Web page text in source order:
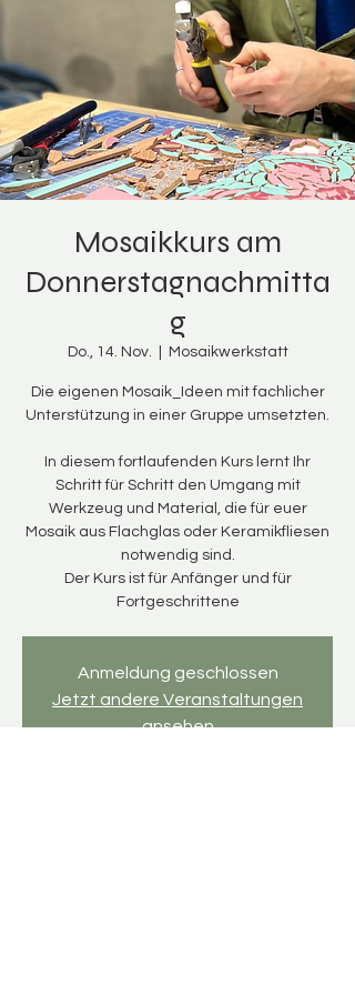
Mosaikkurs am
Donnerstagnachmitta
g
Do., 14. Nov. Mosaikwerkstatt
Die eigenen Mosaik_Ideen mit fachlicher
Unterstützung in einer Gruppe umsetzten.
In diesem fortlaufenden Kurs lernt Ihr
Schritt für Schritt den Umgang mit
Werkzeug und Material, die für euer
Mosaik aus Flachglas oder Keramikfliesen
notwendig sind.
Der Kurs ist für Anfänger und für
Fortgeschrittene
Anmeldung geschlossen
Jetzt andere Veranstaltungen
ansehen